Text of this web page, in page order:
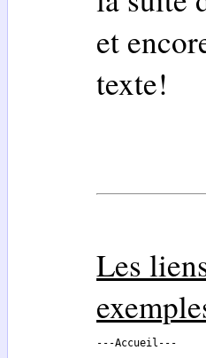
et
texte!
Les
---Accueil---